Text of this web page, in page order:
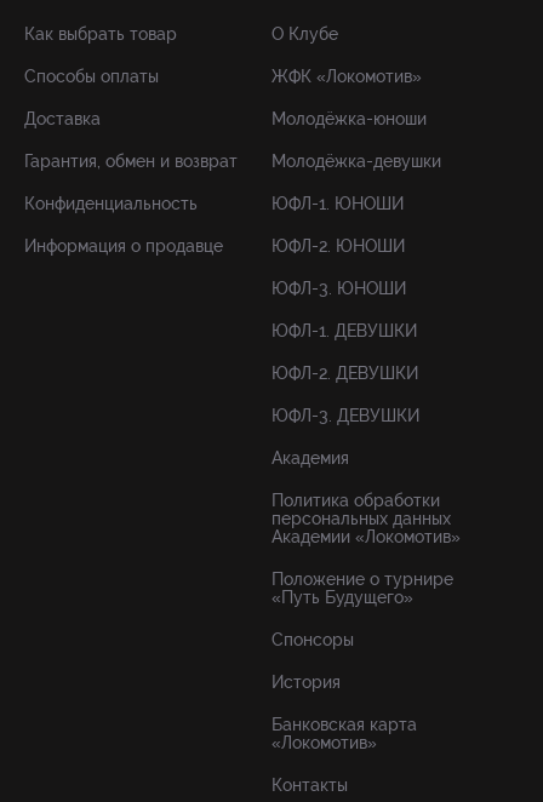
Как выбрать товар
Способы оплаты
Доставка
Гарантия, обмен и возврат
Конфиденциальность
Информация о продавце
О Клубе
ЖФК «Локомотив»
Молодёжка-юноши
Молодёжка-девушки
ЮФЛ-1. ЮНОШИ
ЮФЛ-2. ЮНОШИ
ЮФЛ-3. ЮНОШИ
ЮФЛ-1. ДЕВУШКИ
ЮФЛ-2. ДЕВУШКИ
ЮФЛ-3. ДЕВУШКИ
Академия
Политика обработки
персональных данных
Академии «Локомотив»
Положение о турнире
«Путь Будущего»
Спонсоры
История
Банковская карта
«Локомотив»
Контакты